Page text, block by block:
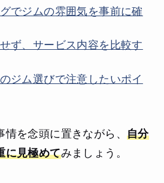
でジムの雰囲気を事前に確
ず、サービス内容を比較す
ジム選びで注意したいポイ
を念頭に置きながら、 自分
に見極めてみましょう。